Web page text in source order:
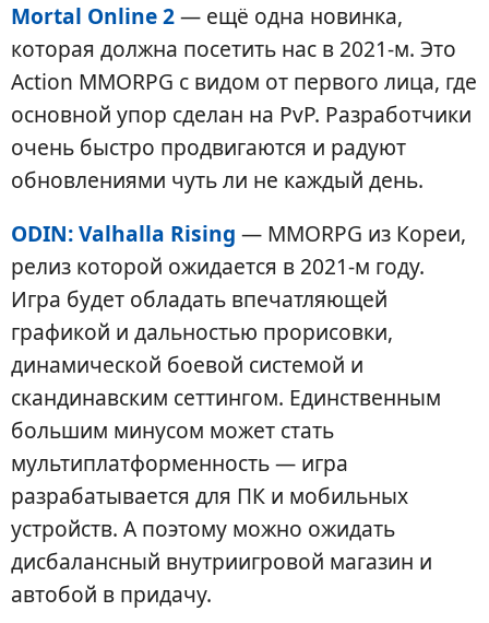
Mortal Online 2— ещё одна новинка,
которая должна посетить нас в 2021-м. Это
Action MMORPG с видом от первого лица, где
основной упор сделан на PvP. Разработчики
очень быстро продвигаются и радуют
обновлениями чуть ли не каждый день.
ODIN: Valhalla Rising — MMORPG из Кореи,
релиз которой ожидается в 2021-м году.
Игра будет обладать впечатляющей
графикой и дальностью прорисовки,
динамической боевой системой и
скандинавским сеттингом. Единственным
большим минусом может стать
мультиплатформенность — игра
разрабатывается для ПК и мобильных
устройств. А поэтому можно ожидать
дисбалансный внутриигровой магазин и
автобой в придачу.